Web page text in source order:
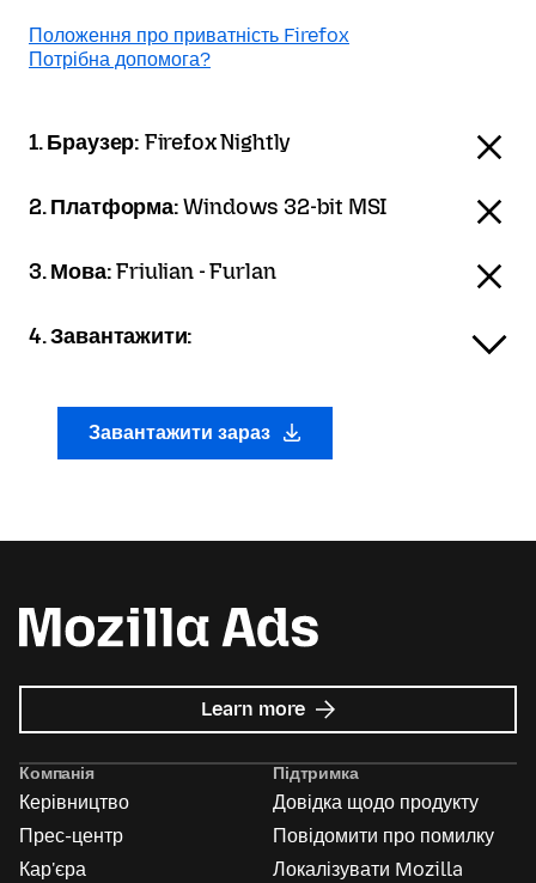
Положення про приватність Firefox
Потрібна допомога?
1. Браузер: Firefox Nightly
2. Платформа:Windows 32-bit MSI
3. Мова:Friulian - Furlan
4. Завантажити:
Завантажити зараз
Learn more about
Mozilla
Компанія
Керівництво
Прес-центр
Кар'єра
Підтримка
Довідка щодо продукту
Повідомити про помилку
Локалізувати Mozilla